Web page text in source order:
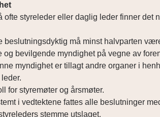
ofte styreleder eller daglig leder finner det
beslutningsdyktig må minst halvparten
og bevilgende myndighet på vegne av
myndighet er tillagt andre organer i
for styremøter og årsmøter.
i vedtektene fattes alle beslutninger
stemme utslaget.